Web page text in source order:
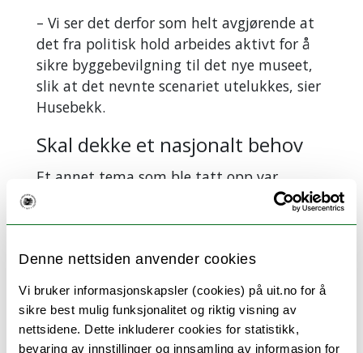
Denne nettsiden anvender cookies
Vi bruker informasjonskapsler (cookies) på uit.no for å
sikre best mulig funksjonalitet og riktig visning av
nettsidene. Dette inkluderer cookies for statistikk,
bevaring av innstillinger og innsamling av informasjon for
– Vi ser det derfor som helt avgjørende at
det fra politisk hold arbeides aktivt for å
sikre byggebevilgning til det nye museet,
slik at det nevnte scenariet utelukkes, sier
Husebekk.
Skal dekke et nasjonalt behov
Et annet tema som ble tatt opp var
Rettsgenetisk Senter (RGS), et offentlig
DNA-analyselaboratorium ved UiT som
rettsgenetiske analyser. I juni 2018 vedtok
Stortinget at regjeringen «så raskt som
mulig» skulle legge til rette for at RGS kan
utføre DNA-analyser for bruk i
strafferettspleien. Analysene skal dekke